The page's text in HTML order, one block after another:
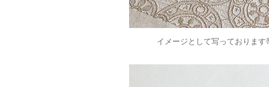
イメージとして写っております